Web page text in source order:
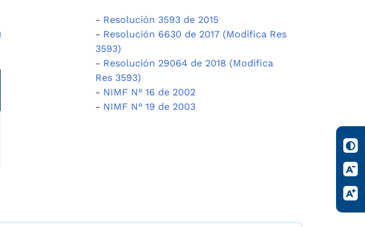
- Resolución 3593 de 2015
- Resolución 6630 de 2017 (Modifica Res
3593)
- Resolución 29064 de 2018 (Modifica
Res 3593)
- NIMF N° 16 de 2002
- NIMF N° 19 de 2003